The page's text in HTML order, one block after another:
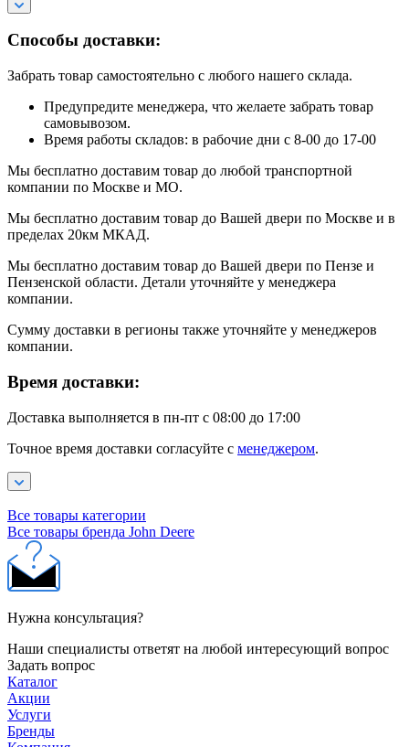
Способы доставки:
Забрать товар самостоятельно с любого нашего склада.
Предупредите менеджера, что желаете забрать товар
самовывозом.
Время работы складов: в рабочие дни с 8-00 до 17-00
Мы бесплатно доставим товар до любой транспортной
компании по Москве и МО.
Мы бесплатно доставим товар до Вашей двери по Москве и в
пределах 20км МКАД.
Мы бесплатно доставим товар до Вашей двери по Пензе и
Пензенской области. Детали уточняйте у менеджера
компании.
Сумму доставки в регионы также уточняйте у менеджеров
компании.
Время доставки:
Доставка выполняется в пн-пт с 08:00 до 17:00
Точное время доставки согласуйте с менеджером.
Все товары категории
Все товары бренда John Deere
Нужна консультация?
Наши специалисты ответят на любой интересующий вопрос
Задать вопрос
Каталог
Акции
Услуги
Бренды